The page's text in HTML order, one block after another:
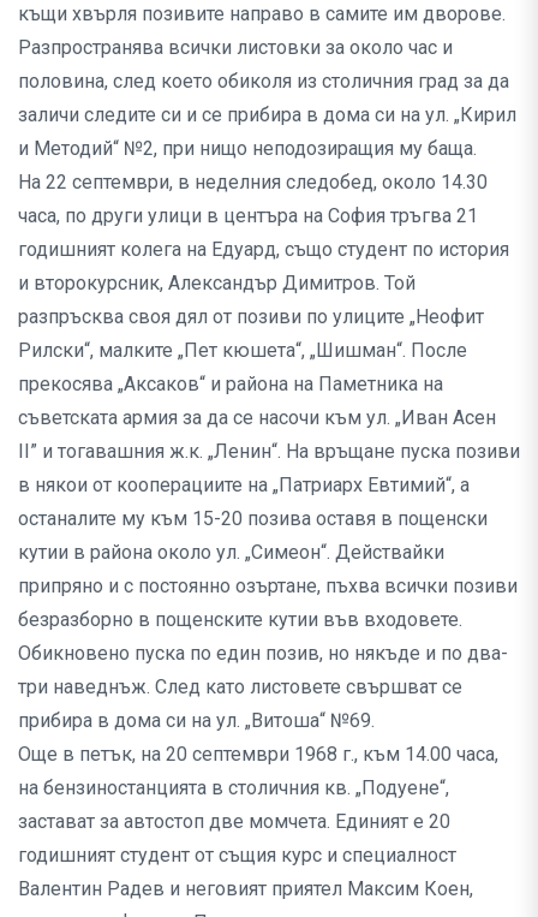
къщи хвърля позивите направо в самите им дворове.
Разпространява всички листовки за около час и
половина, след което обиколя из столичния град за да
заличи следите си и се прибира в дома си на ул. „Кирил
и Методий“ №2, при нищо неподозиращия му баща.
На 22 септември, в неделния следобед, около 14.30
часа, по други улици в центъра на София тръгва 21
годишният колега на Едуард, също студент по история
и второкурсник, Александър Димитров. Той
разпръсква своя дял от позиви по улиците „Неофит
Рилски“, малките „Пет кюшета“, „Шишман“. После
прекосява „Аксаков“ и района на Паметника на
съветската армия за да се насочи към ул. „Иван Асен
II” и тогавашния ж.к. „Ленин“. На връщане пуска позиви
в някои от кооперациите на „Патриарх Евтимий“, а
останалите му към 15-20 позива оставя в пощенски
кутии в района около ул. „Симеон“. Действайки
припряно и с постоянно озъртане, пъхва всички позиви
безразборно в пощенските кутии във входовете.
Обикновено пуска по един позив, но някъде и по два-
три наведнъж. След като листовете свършват се
прибира в дома си на ул. „Витоша“ №69.
Още в петък, на 20 септември 1968 г., към 14.00 часа,
на бензиностанцията в столичния кв. „Подуене“,
застават за автостоп две момчета. Единият е 20
годишният студент от същия курс и специалност
Валентин Радев и неговият приятел Максим Коен,